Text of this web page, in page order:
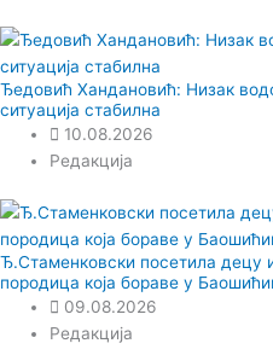
Ђедовић Хандановић: Низак
ситуација стабилна
10.08.2026
Редакција
Ђ.Стаменковски посетила децу
породица која бораве у
09.08.2026
Редакција